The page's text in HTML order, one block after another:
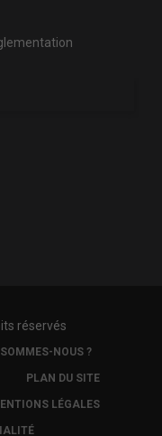
réservés
NOUS ?
PLAN DU SITE
LÉGALES